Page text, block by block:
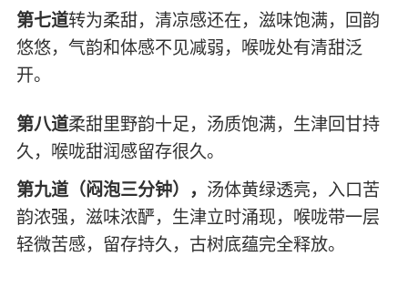
第七道转为柔甜，清凉感还在，滋味饱满，回韵
悠悠，气韵和体感不见减弱，喉咙处有清甜泛
开。
第八道柔甜里野韵十足，汤质饱满，生津回甘持
久，喉咙甜润感留存很久。
第九道（闷泡三分钟）， 汤体黄绿透亮，入口苦
韵浓强，滋味浓酽，生津立时涌现，喉咙带一层
轻微苦感，留存持久，古树底蕴完全释放。